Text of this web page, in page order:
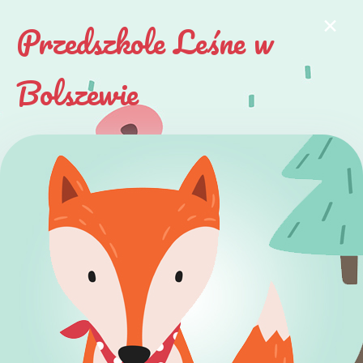
Przedszkole Leśne w
Bolszewie
×